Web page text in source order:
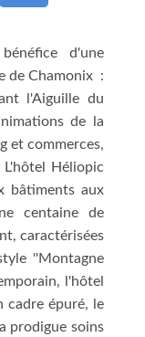
d'une
de Chamonix :
l'Aiguille du
de la
et commerces,
Héliopic
bâtiments aux
centaine de
caractérisées
''Montagne
l'hôtel
cadre épuré, le
prodigue soins